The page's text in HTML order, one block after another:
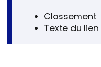
Classement
Texte du lien